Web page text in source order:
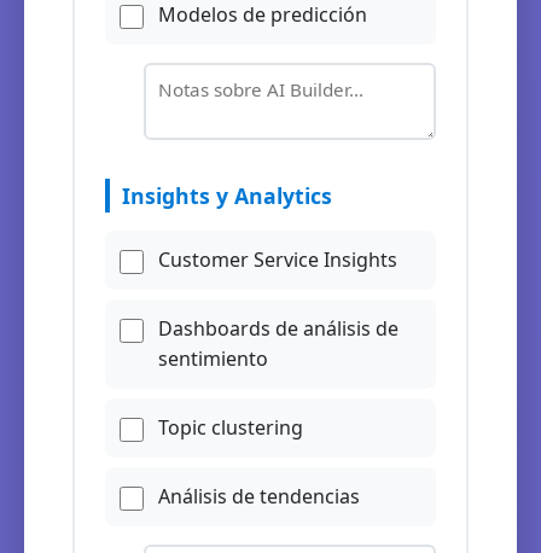
Modelos de predicción
Insights y Analytics
Customer Service Insights
Dashboards de análisis de
sentimiento
Topic clustering
Análisis de tendencias